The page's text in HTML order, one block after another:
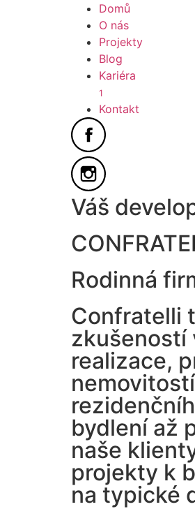
Domů
O nás
Projekty
Blog
Kariéra
1
Kontakt
Váš
Rodinná
Confratelli
zkušeností
realizace,
bydlení až
naše
projekty k
na typické